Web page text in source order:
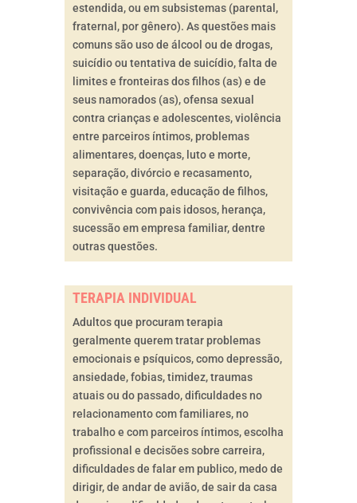
estendida, ou em subsistemas (parental,
fraternal, por gênero). As questões mais
comuns são uso de álcool ou de drogas,
suicídio ou tentativa de suicídio, falta de
limites e fronteiras dos filhos (as) e de
seus namorados (as), ofensa sexual
contra crianças e adolescentes, violência
entre parceiros íntimos, problemas
alimentares, doenças, luto e morte,
separação, divórcio e recasamento,
visitação e guarda, educação de filhos,
convivência com pais idosos, herança,
sucessão em empresa familiar, dentre
outras questões.
TERAPIA INDIVIDUAL
Adultos que procuram terapia
geralmente querem tratar problemas
emocionais e psíquicos, como depressão,
ansiedade, fobias, timidez, traumas
atuais ou do passado, dificuldades no
relacionamento com familiares, no
trabalho e com parceiros íntimos, escolha
profissional e decisões sobre carreira,
dificuldades de falar em publico, medo de
dirigir, de andar de avião, de sair da casa